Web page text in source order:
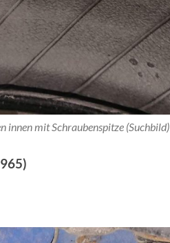
innen mit Schraubenspitze (Suchbild)